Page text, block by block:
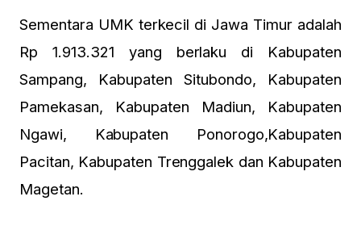
Sementara UMK terkecil di Jawa Timur adalah
Rp 1.913.321 yang berlaku di Kabupaten
Sampang, Kabupaten Situbondo, Kabupaten
Pamekasan, Kabupaten Madiun, Kabupaten
Ngawi, Kabupaten Ponorogo,Kabupaten
Pacitan, Kabupaten Trenggalek dan Kabupaten
Magetan.